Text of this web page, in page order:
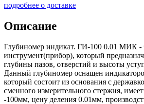
подробнее о доставке
Описание
Глубиномер индикат. ГИ-100 0.01 МИК -
инструмент(прибор), который
глубины пазов, отверстий и высоты
Данный глубиномер оснащен
который состоит из основания с
сменного измерительного стержня,
-100мм, цену деления 0.01мм,